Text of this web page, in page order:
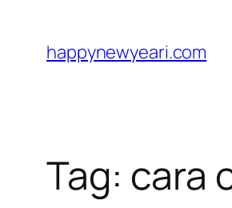
content
happynewyeari.com
Tag: cara